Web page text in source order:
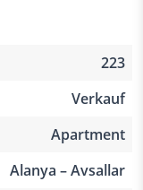
223
Verkauf
Apartment
Alanya – Avsallar